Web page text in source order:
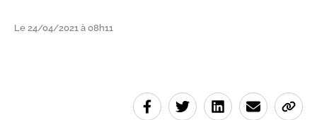
Le 24/04/2021 à 08h11